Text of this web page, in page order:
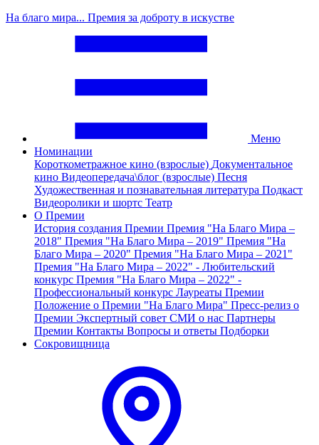
На благо мира... Премия за доброту в искустве
Меню
Номинации
Короткометражное кино (взрослые) Документальное
кино Видеопередача\блог (взрослые) Песня
Художественная и познавательная литература Подкаст
Видеоролики и шортс Театр
О Премии
История создания Премии Премия "На Благо Мира –
2018" Премия "На Благо Мира – 2019" Премия "На
Благо Мира – 2020" Премия "На Благо Мира – 2021"
Премия "На Благо Мира – 2022" - Любительский
конкурс Премия "На Благо Мира – 2022" -
Профессиональный конкурс Лауреаты Премии
Положение о Премии "На Благо Мира" Пресс-релиз о
Премии Экспертный совет СМИ о нас Партнеры
Премии Контакты Вопросы и ответы Подборки
Сокровищница